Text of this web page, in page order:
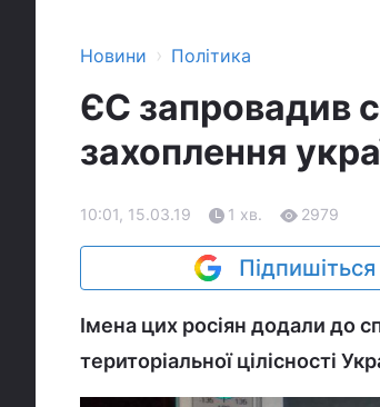
Новини › Політика
ЄС запровадив
захоплення
10:01, 15.03.19 1 хв. 2979
Імена цих росіян додали до
територіальної цілісності